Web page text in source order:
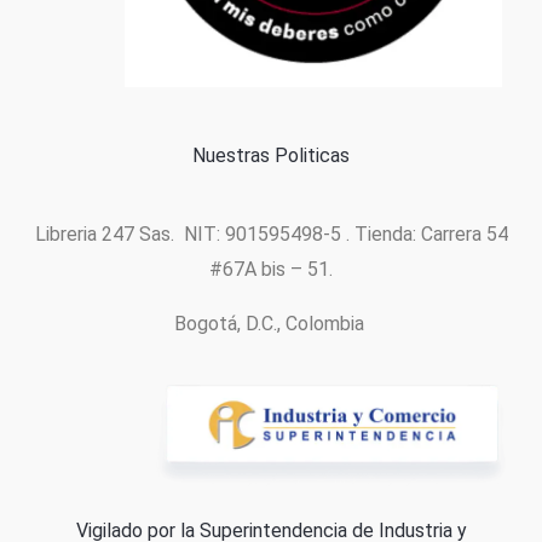
Nuestras Politicas
Libreria 247 Sas. NIT: 901595498-5 . Tienda: Carrera 54
#67A bis – 51.
Bogotá, D.C., Colombia
Vigilado por la Superintendencia de Industria y